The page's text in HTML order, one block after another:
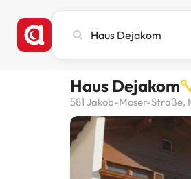
ciudad,
destino
Haus Dejakom
581 Jakob-Moser-Straße,